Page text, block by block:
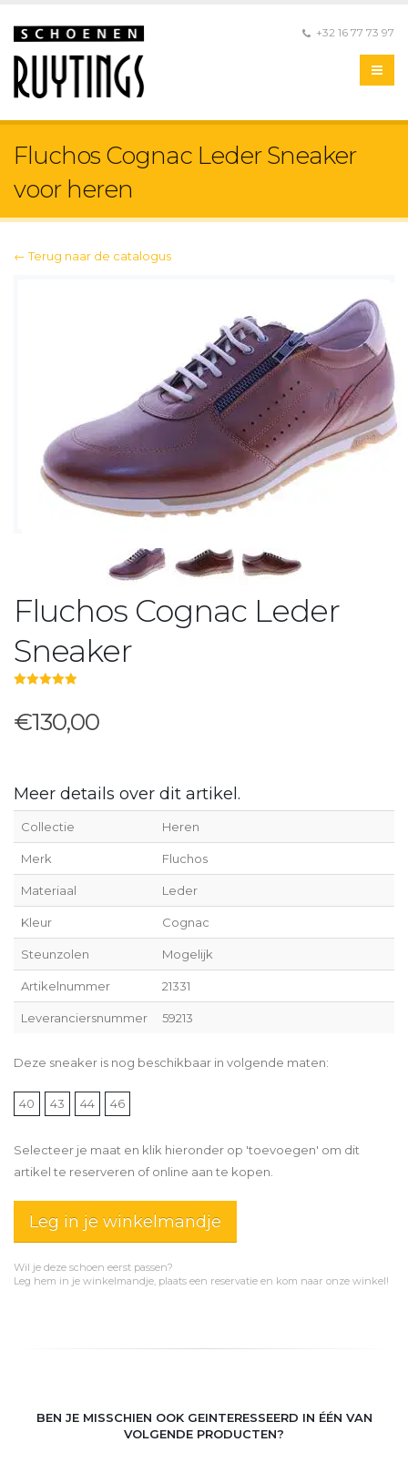
+32 16 77 73 97
Fluchos Cognac Leder Sneaker
voor heren
← Terug naar de catalogus
Fluchos Cognac Leder
Sneaker
€130,00
Meer details over dit artikel.
Collectie Heren
Merk Fluchos
Materiaal Leder
Kleur Cognac
Steunzolen Mogelijk
Artikelnummer 21331
Leveranciersnummer 59213
Deze sneaker is nog beschikbaar in volgende maten:
40 43 44 46
Selecteer je maat en klik hieronder op 'toevoegen' om dit
artikel te reserveren of online aan te kopen.
Leg in je winkelmandje
Wil je deze schoen eerst passen?
Leg hem in je winkelmandje, plaats een reservatie en kom naar onze winkel!
BEN JE MISSCHIEN OOK GEINTERESSEERD IN ÉÉN VAN
VOLGENDE PRODUCTEN?